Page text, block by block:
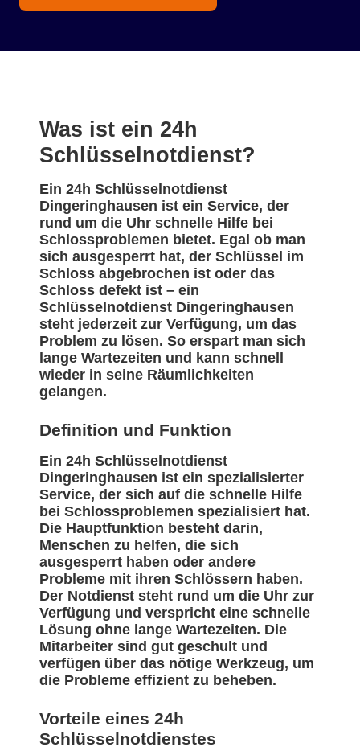
Was ist ein 24h
Schlüsselnotdienst?
Ein 24h Schlüsselnotdienst
Dingeringhausen ist ein Service, der
rund um die Uhr schnelle Hilfe bei
Schlossproblemen bietet. Egal ob man
sich ausgesperrt hat, der Schlüssel im
Schloss abgebrochen ist oder das
Schloss defekt ist – ein
Schlüsselnotdienst Dingeringhausen
steht jederzeit zur Verfügung, um das
Problem zu lösen. So erspart man sich
lange Wartezeiten und kann schnell
wieder in seine Räumlichkeiten
gelangen.
Definition und Funktion
Ein 24h Schlüsselnotdienst
Dingeringhausen ist ein spezialisierter
Service, der sich auf die schnelle Hilfe
bei Schlossproblemen spezialisiert hat.
Die Hauptfunktion besteht darin,
Menschen zu helfen, die sich
ausgesperrt haben oder andere
Probleme mit ihren Schlössern haben.
Der Notdienst steht rund um die Uhr zur
Verfügung und verspricht eine schnelle
Lösung ohne lange Wartezeiten. Die
Mitarbeiter sind gut geschult und
verfügen über das nötige Werkzeug, um
die Probleme effizient zu beheben.
Vorteile eines 24h
Schlüsselnotdienstes